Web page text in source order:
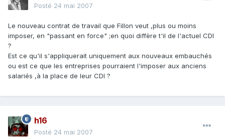
Posté 24 mai 2007
Le nouveau contrat de travail que Fillon veut ,plus ou moins
imposer, en "passant en force" ;en quoi diffère t'il de l'actuel CDI
?
Est ce qu'il s'appliquerait uniquement aux nouveaux embauchés
ou est ce que les entreprises pourraient l'imposer aux anciens
salariés ,à la place de leur CDI ?
h16
Posté 24 mai 2007